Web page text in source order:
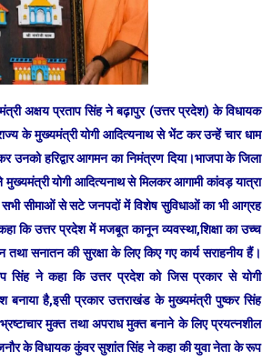
अक्षय प्रताप सिंह ने बढ़ापुर (उत्तर प्रदेश) के विधायक
के मुख्यमंत्री योगी आदित्यनाथ से भेंट कर उन्हें चार धाम
उनको हरिद्वार आगमन का निमंत्रण दिया।भाजपा के जिला
मुख्यमंत्री योगी आदित्यनाथ से मिलकर आगामी कांवड़ यात्रा
सभी सीमाओं से सटे जनपदों में विशेष सुविधाओं का भी आग्रह
कि उत्तर प्रदेश में मजबूत कानून व्यवस्था,शिक्षा का उच्च
तथा सनातन की सुरक्षा के लिए किए गए कार्य सराहनीय हैं।
सिंह ने कहा कि उत्तर प्रदेश को जिस प्रकार से योगी
है,इसी प्रकार उत्तराखंड के मुख्यमंत्री पुष्कर सिंह
मुक्त तथा अपराध मुक्त बनाने के लिए प्रयत्नशील
के विधायक कुंवर सुशांत सिंह ने कहा की युवा नेता के रूप